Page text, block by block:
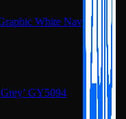
White Navy’
GY5094